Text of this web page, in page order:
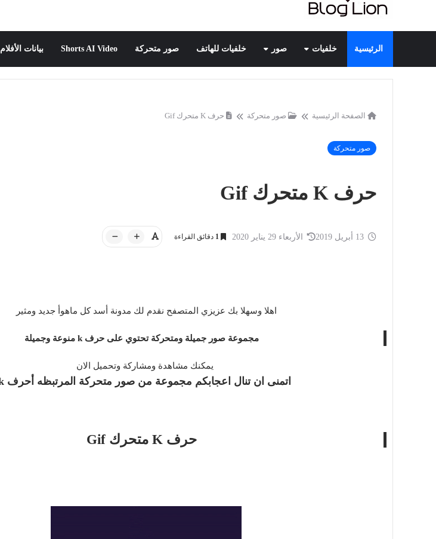
الرئيسية خلفيات صور خلفيات للهاتف صور متحركة Shorts AI Video بيانات الأفلام Cinema
الصفحة الرئيسية صور متحركة حرف K متحرك Gif
صور متحركة
حرف K متحرك Gif
الأربعاء 29 يناير 2020 1 دقائق القراءة
اهلا وسهلا بك عزيزي المتصفح نقدم لك مدونة أسد كل ماهوأ جديد ومثير
مجموعة صور جميلة ومتحركة تحتوي على حرف k منوعة وجميلة
يمكنك مشاهدة ومشاركة وتحميل الان
اتمنى ان تنال اعجابكم مجموعة من صور متحركة المرتبظه أحرف k
حرف K متحرك Gif